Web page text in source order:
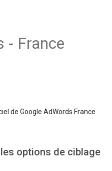
- France
de Google AdWords France
options de ciblage